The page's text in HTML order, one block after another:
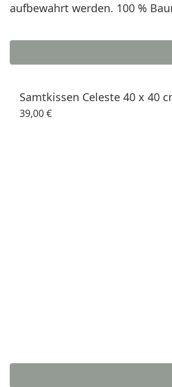
aufbewahrt werden. 100 %
Samtkissen Celeste 40 x 40
39,00 €